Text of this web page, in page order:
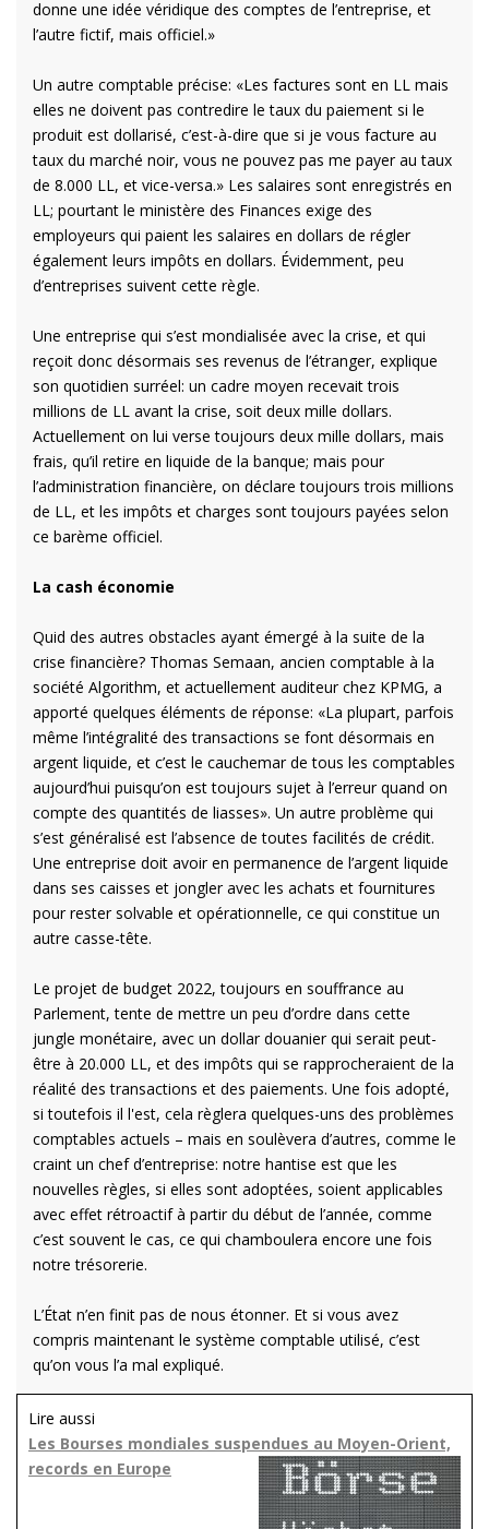
donne une idée véridique des comptes de l’entreprise, et
l’autre fictif, mais officiel.»
Un autre comptable précise: «Les factures sont en LL mais
elles ne doivent pas contredire le taux du paiement si le
produit est dollarisé, c’est-à-dire que si je vous facture au
taux du marché noir, vous ne pouvez pas me payer au taux
de 8.000 LL, et vice-versa.» Les salaires sont enregistrés en
LL; pourtant le ministère des Finances exige des
employeurs qui paient les salaires en dollars de régler
également leurs impôts en dollars. Évidemment, peu
d’entreprises suivent cette règle.
Une entreprise qui s’est mondialisée avec la crise, et qui
reçoit donc désormais ses revenus de l’étranger, explique
son quotidien surréel: un cadre moyen recevait trois
millions de LL avant la crise, soit deux mille dollars.
Actuellement on lui verse toujours deux mille dollars, mais
frais, qu’il retire en liquide de la banque; mais pour
l’administration financière, on déclare toujours trois millions
de LL, et les impôts et charges sont toujours payées selon
ce barème officiel.
La cash économie
Quid des autres obstacles ayant émergé à la suite de la
crise financière? Thomas Semaan, ancien comptable à la
société Algorithm, et actuellement auditeur chez KPMG, a
apporté quelques éléments de réponse: «La plupart, parfois
même l’intégralité des transactions se font désormais en
argent liquide, et c’est le cauchemar de tous les comptables
aujourd’hui puisqu’on est toujours sujet à l’erreur quand on
compte des quantités de liasses». Un autre problème qui
s’est généralisé est l’absence de toutes facilités de crédit.
Une entreprise doit avoir en permanence de l’argent liquide
dans ses caisses et jongler avec les achats et fournitures
pour rester solvable et opérationnelle, ce qui constitue un
autre casse-tête.
Le projet de budget 2022, toujours en souffrance au
Parlement, tente de mettre un peu d’ordre dans cette
jungle monétaire, avec un dollar douanier qui serait peut-
être à 20.000 LL, et des impôts qui se rapprocheraient de la
réalité des transactions et des paiements. Une fois adopté,
si toutefois il l'est, cela règlera quelques-uns des problèmes
comptables actuels – mais en soulèvera d’autres, comme le
craint un chef d’entreprise: notre hantise est que les
nouvelles règles, si elles sont adoptées, soient applicables
avec effet rétroactif à partir du début de l’année, comme
c’est souvent le cas, ce qui chamboulera encore une fois
notre trésorerie.
L’État n’en finit pas de nous étonner. Et si vous avez
compris maintenant le système comptable utilisé, c’est
qu’on vous l’a mal expliqué.
Lire aussi
Les Bourses mondiales suspendues au Moyen-Orient,
records en Europe